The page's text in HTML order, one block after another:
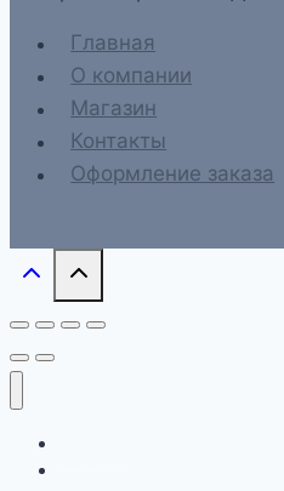
Главная
О компании
Магазин
Контакты
Оформление заказа